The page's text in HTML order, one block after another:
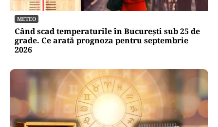
METEO
Când scad temperaturile în București sub 25 de
grade. Ce arată prognoza pentru septembrie
2026